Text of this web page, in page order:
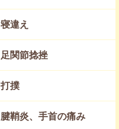
寝違え
足関節捻挫
打撲
腱鞘炎、手首の痛み